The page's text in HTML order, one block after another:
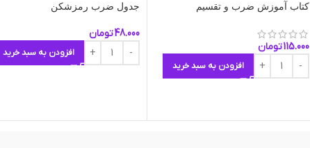
کتاب آموزش ضرب و تقسیم
115.000تومان
افزودن به سبد خرید
جدول ضرب رمزشکن
48.000تومان
افزودن به سبد خرید